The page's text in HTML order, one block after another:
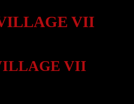
VII
VII